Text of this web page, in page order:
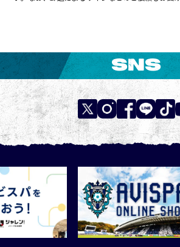
SNS